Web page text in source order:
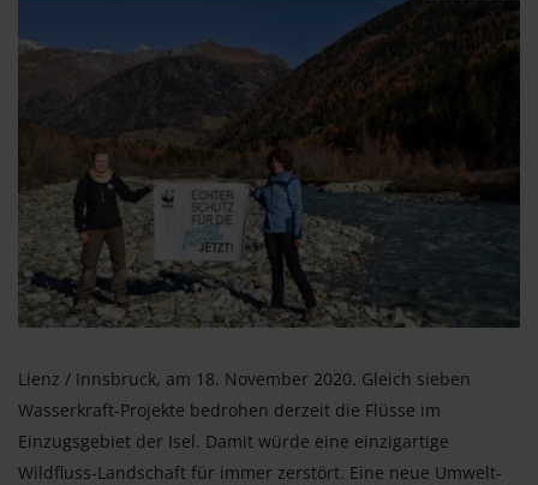
Lienz / Innsbruck, am 18. November 2020. Gleich sieben
Wasserkraft-Projekte bedrohen derzeit die Flüsse im
Einzugsgebiet der Isel. Damit würde eine einzigartige
Wildfluss-Landschaft für immer zerstört. Eine neue Umwelt-